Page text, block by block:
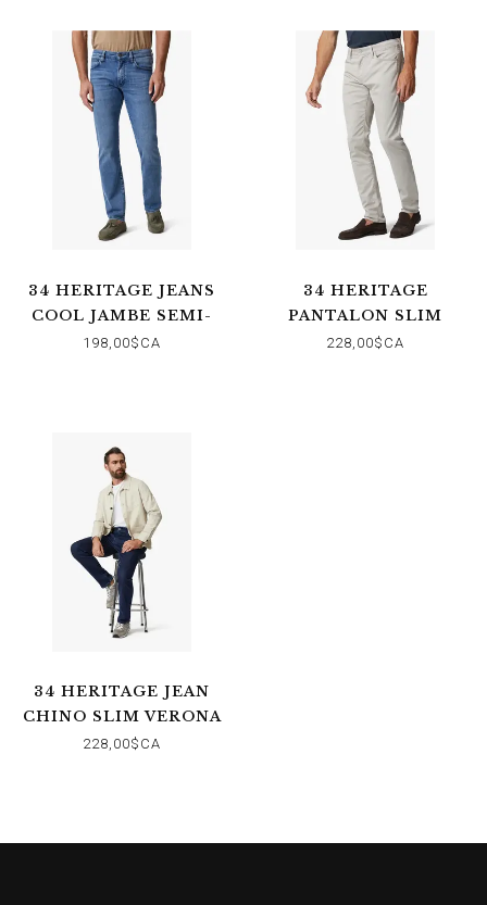
34 HERITAGE JEANS
COOL JAMBE SEMI-
AJUSTÉE COOL LT
198,00$CA
34 HERITAGE
PANTALON SLIM
COOL EN OYSTER
228,00$CA
34 HERITAGE JEAN
CHINO SLIM VERONA
EN TISSU BROSSÉ
228,00$CA